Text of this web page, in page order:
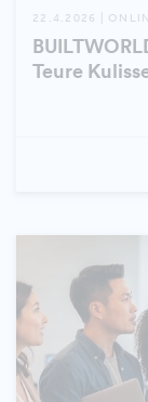
22.4.2026 |
Teure